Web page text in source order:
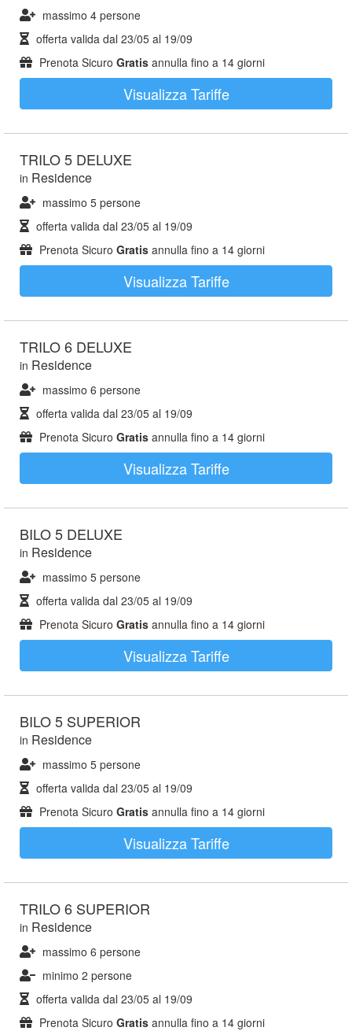
massimo 4 persone
offerta valida dal 23/05 al 19/09
Prenota Sicuro Gratis annulla fino a 14 giorni
Visualizza Tariffe
TRILO 5 DELUXE
in Residence
massimo 5 persone
offerta valida dal 23/05 al 19/09
Prenota Sicuro Gratis annulla fino a 14 giorni
Visualizza Tariffe
TRILO 6 DELUXE
in Residence
massimo 6 persone
offerta valida dal 23/05 al 19/09
Prenota Sicuro Gratis annulla fino a 14 giorni
Visualizza Tariffe
BILO 5 DELUXE
in Residence
massimo 5 persone
offerta valida dal 23/05 al 19/09
Prenota Sicuro Gratis annulla fino a 14 giorni
Visualizza Tariffe
BILO 5 SUPERIOR
in Residence
massimo 5 persone
offerta valida dal 23/05 al 19/09
Prenota Sicuro Gratis annulla fino a 14 giorni
Visualizza Tariffe
TRILO 6 SUPERIOR
in Residence
massimo 6 persone
minimo 2 persone
offerta valida dal 23/05 al 19/09
Prenota Sicuro Gratis annulla fino a 14 giorni